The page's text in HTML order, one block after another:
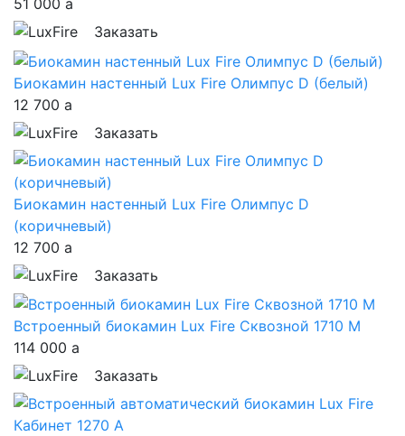
Заказать
Биокамин настенный Lux Fire Олимпус D (белый)
12 700 a
Заказать
Биокамин настенный Lux Fire Олимпус D
(коричневый)
12 700 a
Заказать
Встроенный биокамин Lux Fire Сквозной 1710 M
114 000 a
Заказать